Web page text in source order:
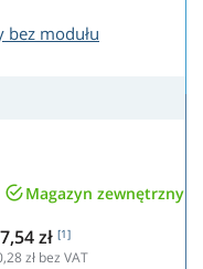
bez modułu
Magazyn zewnętrzny
zł [1]
zł bez VAT